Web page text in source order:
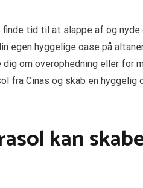
tid til at slappe af og nyde
egen hyggelige oase på
om overophedning eller for
fra Cinas og skab en hyggelig
kan